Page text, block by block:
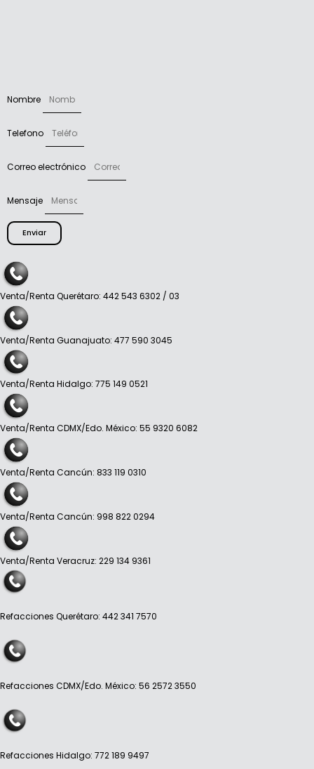
Nombre
Telefono
Correo electrónico
Mensaje
Enviar
Venta/Renta Querétaro: 442 543 6302 / 03
Venta/Renta Guanajuato: 477 590 3045
Venta/Renta Hidalgo: 775 149 0521
Venta/Renta CDMX/Edo. México: 55 9320 6082
Venta/Renta Cancún: 833 119 0310
Venta/Renta Cancún: 998 822 0294
Venta/Renta Veracruz: 229 134 9361
Refacciones Querétaro: 442 341 7570
Refacciones CDMX/Edo. México: 56 2572 3550
Refacciones Hidalgo: 772 189 9497